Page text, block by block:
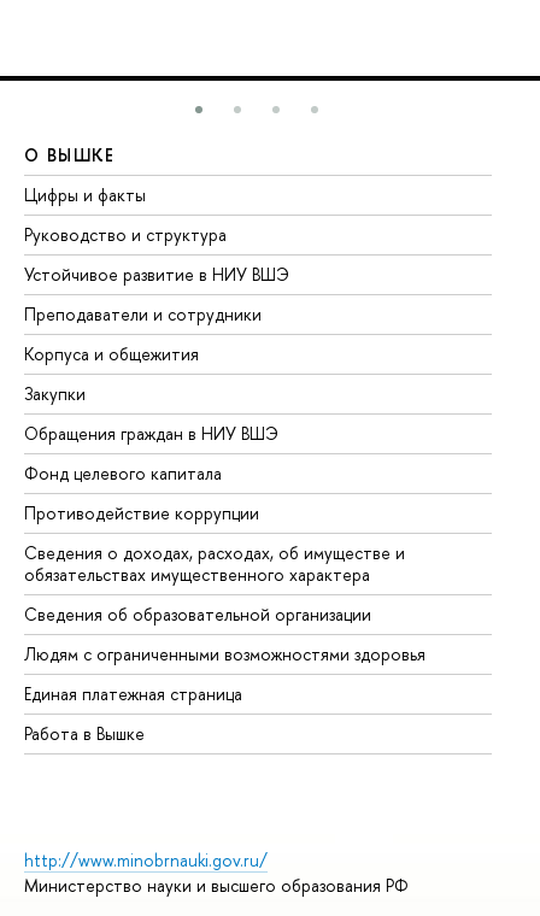
О ВЫШКЕ
Цифры и факты
Руководство и структура
Устойчивое развитие в НИУ ВШЭ
Преподаватели и сотрудники
Корпуса и общежития
Закупки
Обращения граждан в НИУ ВШЭ
Фонд целевого капитала
Противодействие коррупции
Сведения о доходах, расходах, об имуществе и
обязательствах имущественного характера
Сведения об образовательной организации
Людям с ограниченными возможностями здоровья
Единая платежная страница
Работа в Вышке
http://www.minobrnauki.gov.ru/
Министерство науки и высшего образования РФ